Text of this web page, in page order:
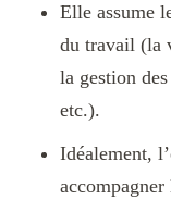
Elle assume
du travail (la
la gestion
etc.).
Idéalement,